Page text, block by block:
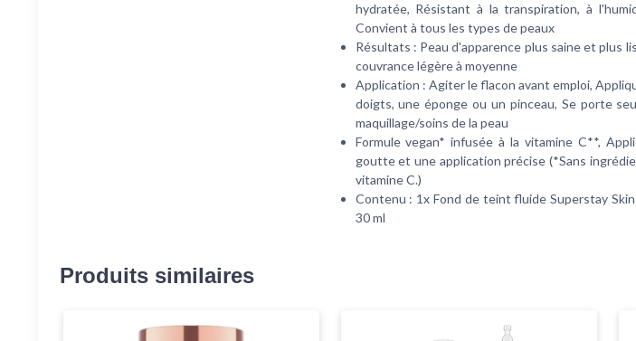
hydratée, Résistant à la transpiration, à
Convient à tous les types de peaux
Résultats : Peau d'apparence plus saine et plus
couvrance légère à moyenne
Application : Agiter le flacon avant emploi,
doigts, une éponge ou un pinceau, Se porte
maquillage/soins de la peau
Formule vegan* infusée à la vitamine C**,
goutte et une application précise (*Sans
vitamine C.)
Contenu : 1x Fond de teint fluide Superstay
30 ml
Produits similaires